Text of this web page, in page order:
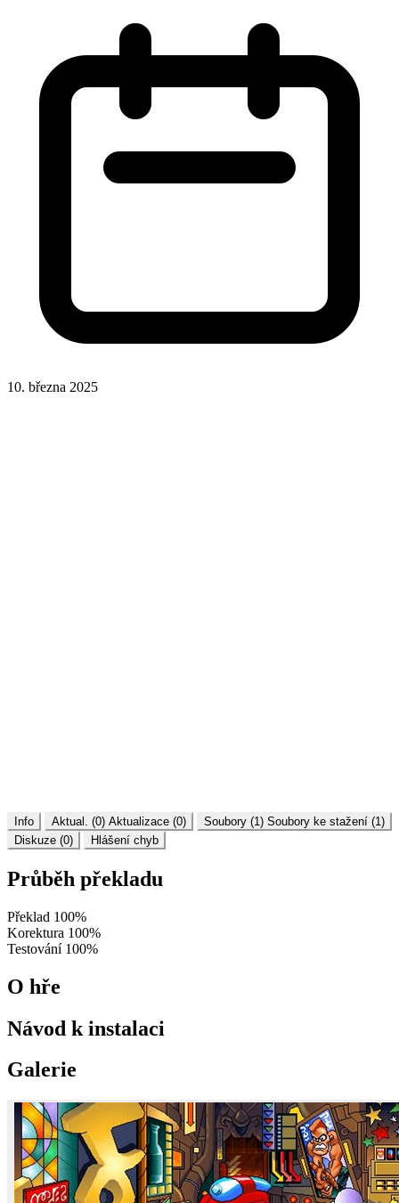
10. března 2025
Info Aktual. (0) Aktualizace (0) Soubory (1) Soubory ke stažení (1)
Diskuze (0)
Hlášení chyb
Průběh překladu
Překlad 100%
Korektura 100%
Testování 100%
O hře
Návod k instalaci
Galerie